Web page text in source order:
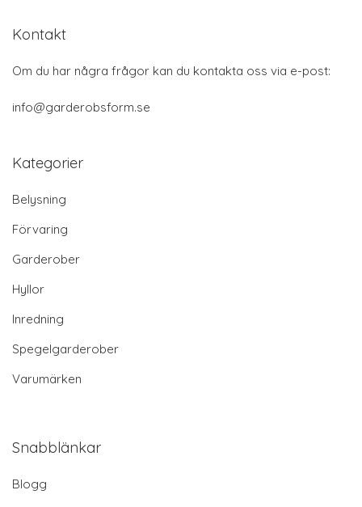
Kontakt
Om du har några frågor kan du kontakta oss via e-post:
info@garderobsform.se
Kategorier
Belysning
Förvaring
Garderober
Hyllor
Inredning
Spegelgarderober
Varumärken
Snabblänkar
Blogg